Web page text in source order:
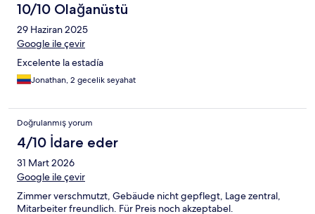
10/10 Olağanüstü
29 Haziran 2025
Google ile çevir
Excelente la estadía
Jonathan, 2 gecelik seyahat
Doğrulanmış yorum
4/10 İdare eder
31 Mart 2026
Google ile çevir
Zimmer verschmutzt, Gebäude nicht gepflegt, Lage zentral,
Mitarbeiter freundlich. Für Preis noch akzeptabel.